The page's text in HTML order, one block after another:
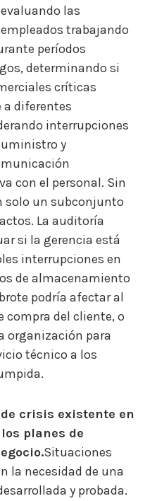
las
trabajando
períodos
determinando si
críticas
a diferentes
interrupciones
y
con el personal. Sin
solo un subconjunto
La auditoría
si la gerencia está
interrupciones en
de almacenamiento
podría afectar al
del cliente, o
organización para
técnico a los
crisis existente en
planes de
Situaciones
la necesidad de una
y probada.